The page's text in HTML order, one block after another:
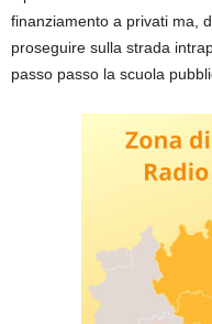
finanziamento a privati ma,
proseguire sulla strada
passo passo la scuola